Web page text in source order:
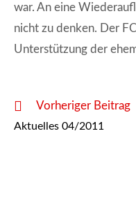
war. An eine
nicht zu denken. Der
Unterstützung der
Weitere
ansehen
Vorheriger Beitrag
Aktuelles 04/2011